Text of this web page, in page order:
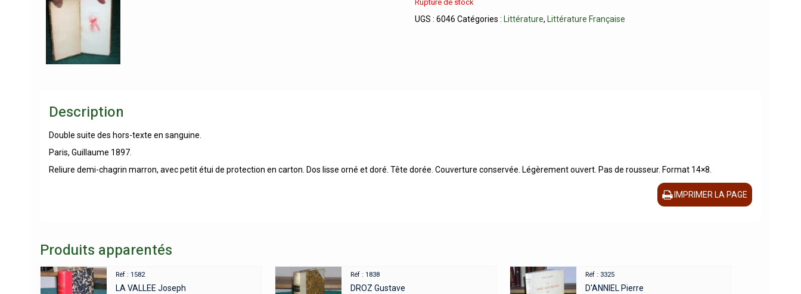
Rupture de stock
UGS :6046 Catégories : Littérature, Littérature Française
Description
Double suite des hors-texte en sanguine.
Paris, Guillaume 1897.
Reliure demi-chagrin marron, avec petit étui de protection en carton. Dos lisse orné et doré. Tête dorée. Couverture conservée. Légèrement ouvert. Pas de rousseur. Format 14×8.
IMPRIMER LA PAGE
Produits apparentés
Réf : 1582
LA VALLEE Joseph
Réf : 1838
DROZ Gustave
Réf : 3325
D'ANNIEL Pierre